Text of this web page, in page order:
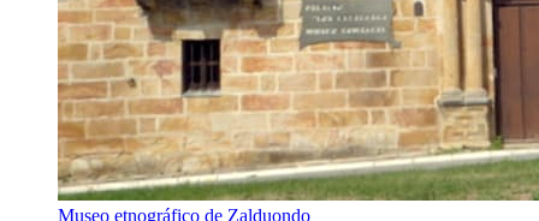
Museo etnográfico de Zalduondo